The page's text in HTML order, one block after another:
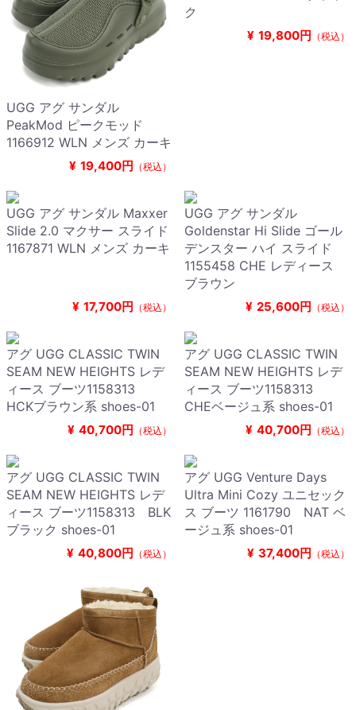
UGG アグ サンダル
PeakMod ピークモッド
1166912 WLN メンズ カーキ
¥ 19,400円 （税込）
ク
¥ 19,800円 （税込）
UGG アグ サンダル Maxxer
Slide 2.0 マクサー スライド
1167871 WLN メンズ カーキ
¥ 17,700円 （税込）
UGG アグ サンダル
Goldenstar Hi Slide ゴール
デンスター ハイ スライド
1155458 CHE レディース
ブラウン
¥ 25,600円 （税込）
アグ UGG CLASSIC TWIN
SEAM NEW HEIGHTS レデ
ィース ブーツ1158313
HCKブラウン系 shoes-01
¥ 40,700円 （税込）
アグ UGG CLASSIC TWIN
SEAM NEW HEIGHTS レデ
ィース ブーツ1158313
CHEベージュ系 shoes-01
¥ 40,700円 （税込）
アグ UGG CLASSIC TWIN
SEAM NEW HEIGHTS レデ
ィース ブーツ1158313 BLK
ブラック shoes-01
¥ 40,800円 （税込）
アグ UGG Venture Days
Ultra Mini Cozy ユニセック
ス ブーツ 1161790 NAT ベ
ージュ系 shoes-01
¥ 37,400円 （税込）